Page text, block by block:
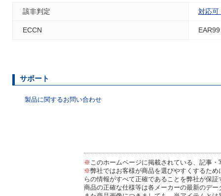
該非判定 対応可
ECCN EAR99
サポート
製品に関するお問い合わせ
※ このホームページに掲載されている、記事
※弊社ではお客様が商品を選びやすくするた
らの情報がすべて正確であることを弊社が保
商品の正確な仕様等は各メーカーの最新のデ